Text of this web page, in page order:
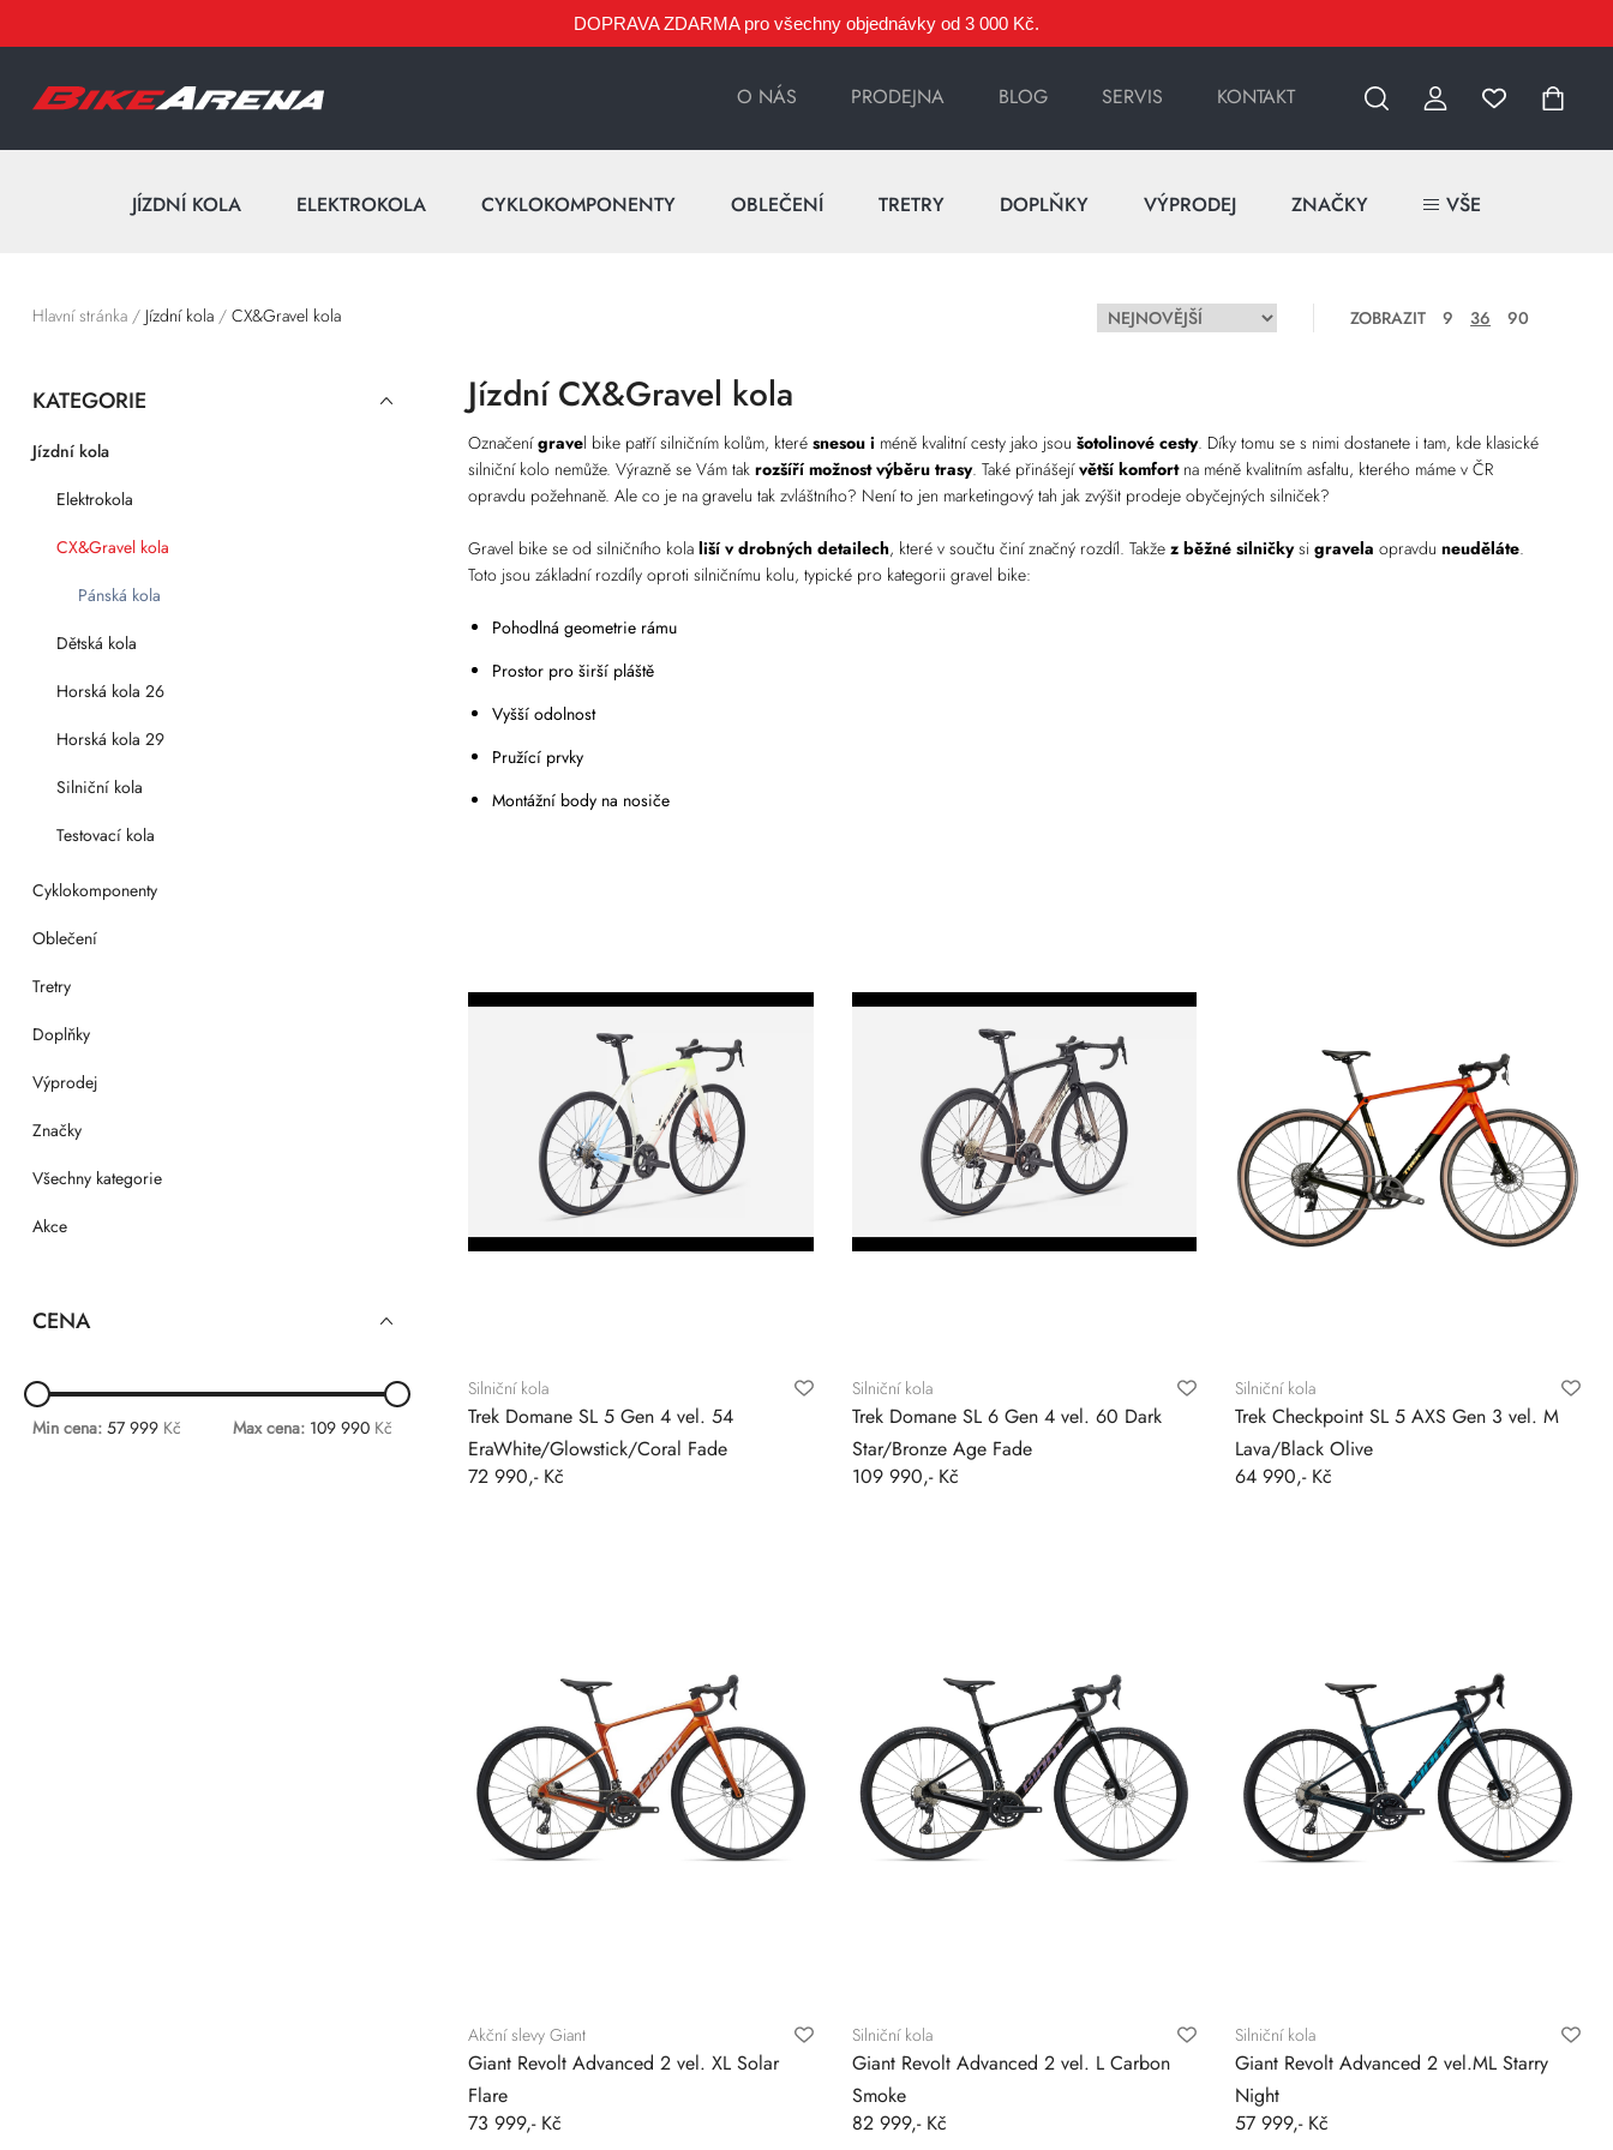
DOPRAVA ZDARMA pro všechny objednávky od 3 000 Kč.
O NÁS PRODEJNA BLOG SERVIS KONTAKT
JÍZDNÍ KOLA ELEKTROKOLA CYKLOKOMPONENTY OBLEČENÍ TRETRY DOPLŇKY VÝPRODEJ ZNAČKY VŠE
Hlavní stránka/ Jízdní kola/ CX&Gravel kola ZOBRAZIT 9 36 90
KATEGORIE
Jízdní kola
Elektrokola
CX&Gravel kola
Pánská kola
Dětská kola
Horská kola 26
Horská kola 29
Silniční kola
Testovací kola
Cyklokomponenty
Oblečení
Tretry
Doplňky
Výprodej
Značky
Všechny kategorie
Akce
CENA
Min cena: 57 999Kč Max cena: 109 990Kč
Jízdní CX&Gravel kola
Označenígravel bike patří silničním kolům, kterésnesou i méně kvalitní cesty jako jsou šotolinové cesty. Díky tomu se s nimi dostanete i tam, kde klasické
silniční kolo nemůže. Výrazně se Vám tak rozšíří možnost výběru trasy. Také přinášejívětší komfortna méně kvalitním asfaltu, kterého máme v ČR
opravdu požehnaně. Ale co je na gravelu tak zvláštního? Není to jen marketingový tah jak zvýšit prodeje obyčejných silniček?
Gravel bike se od silničního kola liší v drobných detailech, které v součtu činí značný rozdíl. Takže z běžné silničkysi gravela opravdu neuděláte.
Toto jsou základní rozdíly oproti silničnímu kolu, typické pro kategorii gravel bike:
Pohodlná geometrie rámu
Prostor pro širší pláště
Vyšší odolnost
Pružící prvky
Montážní body na nosiče
Silniční kola
Trek Domane SL 5 Gen 4 vel. 54
EraWhite/Glowstick/Coral Fade
72 990,- Kč
Silniční kola
Trek Domane SL 6 Gen 4 vel. 60 Dark
Star/Bronze Age Fade
109 990,- Kč
Silniční kola
Trek Checkpoint SL 5 AXS Gen 3 vel. M
Lava/Black Olive
64 990,- Kč
Akční slevy Giant
Giant Revolt Advanced 2 vel. XL Solar
Flare
73 999,- Kč
Silniční kola
Giant Revolt Advanced 2 vel. L Carbon
Smoke
82 999,- Kč
Silniční kola
Giant Revolt Advanced 2 vel.ML Starry
Night
57 999,- Kč